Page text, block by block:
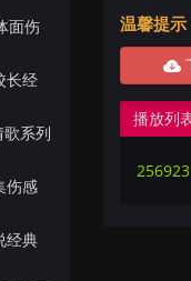
面伤
长经
歌系列
伤感
经典
温馨提
播放列